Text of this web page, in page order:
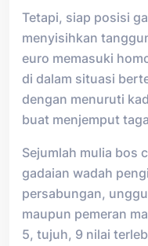
Tetapi, siap posisi
menyisihkan
euro memasuki
di dalam situasi
dengan menuruti
buat menjemput
Sejumlah mulia bos
gadaian wadah
persabungan,
maupun pemeran
5, tujuh, 9 nilai